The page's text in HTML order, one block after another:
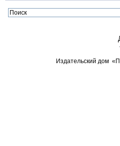
Издательский дом